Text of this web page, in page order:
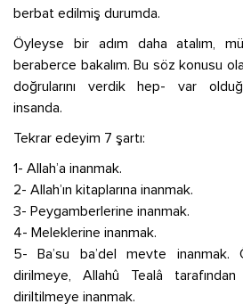
berbat edilmiş durumda.
Öyleyse bir adım daha atalım,
beraberce bakalım. Bu söz konusu
doğrularını verdik hep- var
insanda.
Tekrar edeyim 7 şartı:
1- Allah’a inanmak.
2- Allah’ın kitaplarına inanmak.
3- Peygamberlerine inanmak.
4- Meleklerine inanmak.
5- Ba’su ba’del mevte inanmak.
dirilmeye, Allahû Tealâ
diriltilmeye inanmak.